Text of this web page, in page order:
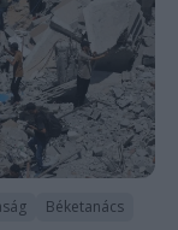
Béketanács